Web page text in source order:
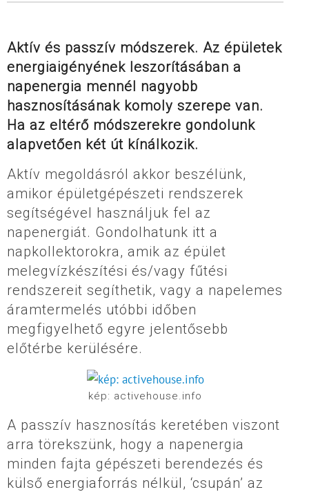
Aktív és passzív módszerek. Az épületek
energiaigényének leszorításában a
napenergia mennél nagyobb
hasznosításának komoly szerepe van.
Ha az eltérő módszerekre gondolunk
alapvetően két út kínálkozik.
Aktív megoldásról akkor beszélünk,
amikor épületgépészeti rendszerek
segítségével használjuk fel az
napenergiát. Gondolhatunk itt a
napkollektorokra, amik az épület
melegvízkészítési és/vagy fűtési
rendszereit segíthetik, vagy a napelemes
áramtermelés utóbbi időben
megfigyelhető egyre jelentősebb
előtérbe kerülésére.
kép: activehouse.info
A passzív hasznosítás keretében viszont
arra törekszünk, hogy a napenergia
minden fajta gépészeti berendezés és
külső energiaforrás nélkül, ‘csupán’ az